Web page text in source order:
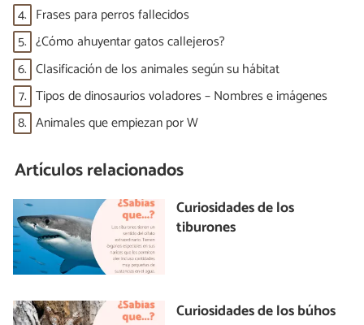
4. Frases para perros fallecidos
5. ¿Cómo ahuyentar gatos callejeros?
6. Clasificación de los animales según su hábitat
7. Tipos de dinosaurios voladores – Nombres e imágenes
8. Animales que empiezan por W
Artículos relacionados
Curiosidades de los
tiburones
Curiosidades de los búhos